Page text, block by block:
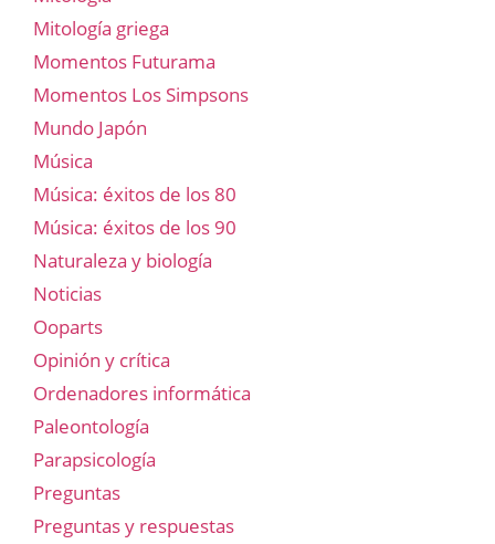
Mitología griega
Momentos Futurama
Momentos Los Simpsons
Mundo Japón
Música
Música: éxitos de los 80
Música: éxitos de los 90
Naturaleza y biología
Noticias
Ooparts
Opinión y crítica
Ordenadores informática
Paleontología
Parapsicología
Preguntas
Preguntas y respuestas